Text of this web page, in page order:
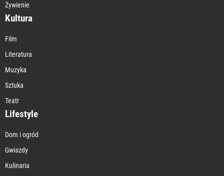
Żywienie
Kultura
Film
Literatura
Muzyka
Sztuka
Teatr
Lifestyle
Dom i ogród
Gwiazdy
Kulinaria